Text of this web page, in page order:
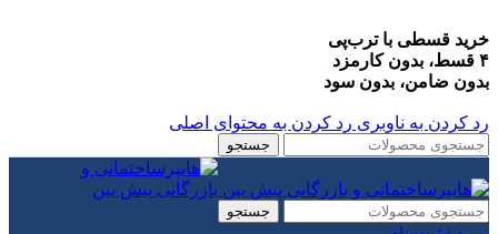
خرید قسطی با ترب‌پی
۴ قسط، بدون کارمزد
بدون ضامن، بدون سود
رد کردن به ناوبری رد کردن به محتوای اصلی
جستجو
جستجو